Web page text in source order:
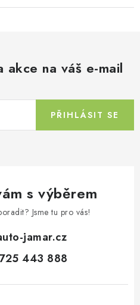
na váš e-mail
PŘIHLÁSIT SE
s výběrem
Jsme tu pro vás!
jamar.cz
443 888